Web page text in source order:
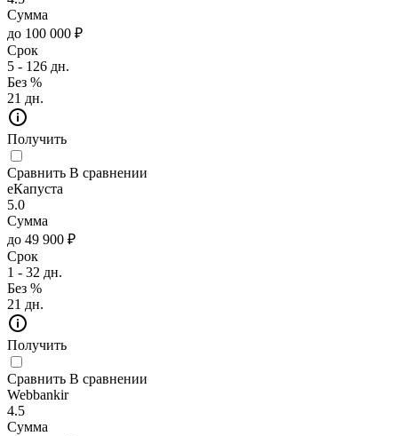
Сумма
до 100 000 ₽
Срок
5 - 126 дн.
Без %
21 дн.
Получить
Сравнить В сравнении
еКапуста
5.0
Сумма
до 49 900 ₽
Срок
1 - 32 дн.
Без %
21 дн.
Получить
Сравнить В сравнении
Webbankir
4.5
Сумма